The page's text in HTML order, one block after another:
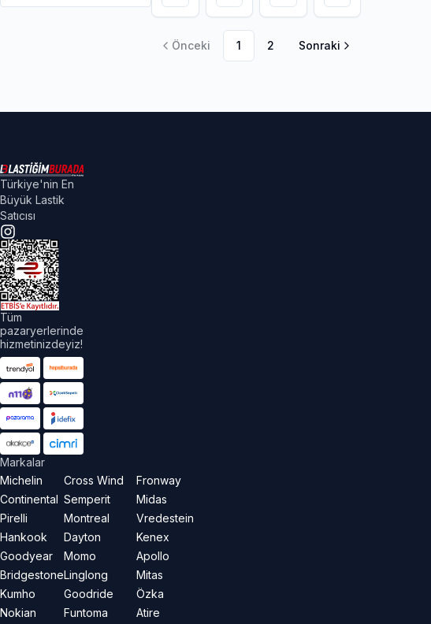
Önceki 1 2 Sonraki
Türkiye'nin En
Büyük Lastik
Satıcısı
Tüm
pazaryerlerinde
hizmetinizdeyiz!
Markalar
Michelin
Continental
Pirelli
Hankook
Goodyear
Bridgestone
Kumho
Nokian
Cross Wind
Semperit
Montreal
Dayton
Momo
Linglong
Goodride
Funtoma
Fronway
Midas
Vredestein
Kenex
Apollo
Mitas
Özka
Atire